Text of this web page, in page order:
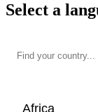
Select a
Africa